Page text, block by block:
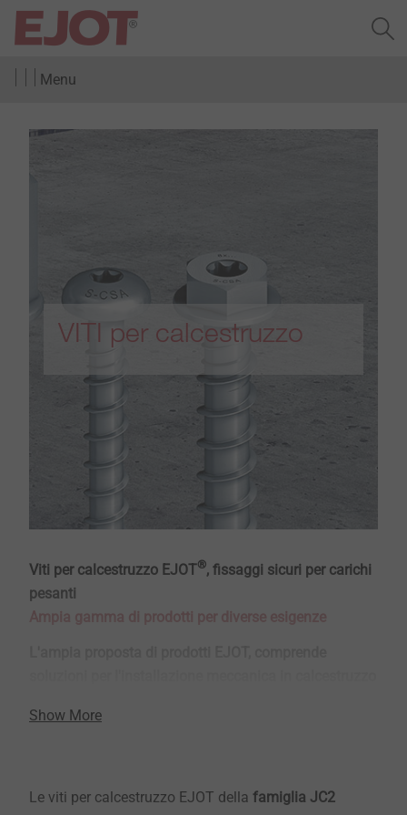
Menu
VITI per calcestruzzo
Show More
Viti per calcestruzzo EJOT®, fissaggi sicuri per carichi
pesanti
Ampia gamma di prodotti per diverse esigenze
successo!
Le viti per calcestruzzo EJOT della famiglia JC2